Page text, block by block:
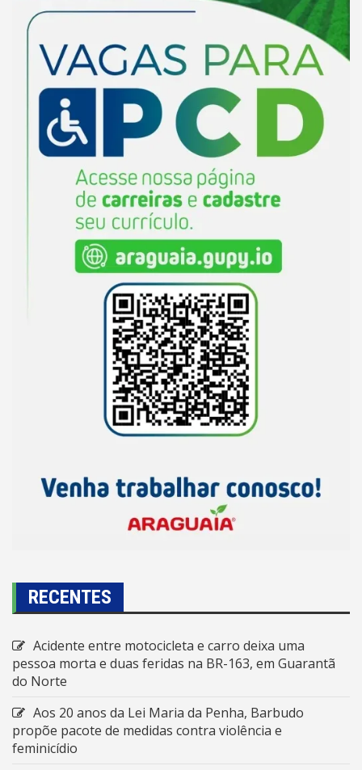
RECENTES
Acidente entre motocicleta e carro deixa uma
pessoa morta e duas feridas na BR-163, em Guarantã
do Norte
Aos 20 anos da Lei Maria da Penha, Barbudo
propõe pacote de medidas contra violência e
feminicídio